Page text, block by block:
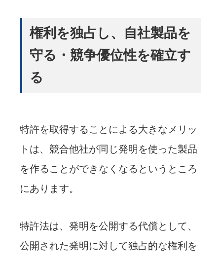
権利を独占し、自社製品を
守る・競争優位性を確立す
る
特許を取得することによる大きなメリッ
トは、競合他社が同じ発明を使った製品
を作ることができなくなるというところ
にあります。
特許法は、発明を公開する代償として、
公開された発明に対して独占的な権利を